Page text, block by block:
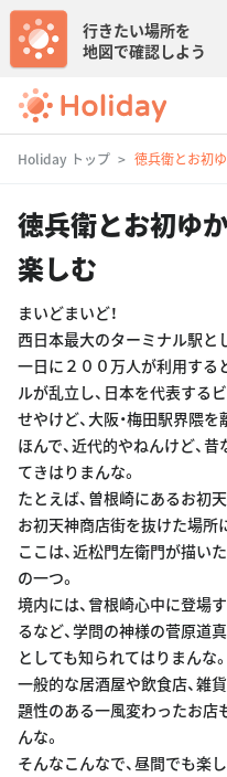
行きたい場所を
地図で確認しよう
Holiday トップ 徳兵衛とお初
徳兵衛とお初ゆ
楽しむ
まいどまいど！
西日本最大のターミナル駅と
一日に２００万人が利用する
ルが乱立し、日本を代表する
せやけど、大阪・梅田駅界隈
ほんで、近代的やねんけど、
てきはりまんな。
たとえば、曽根崎にあるお初
お初天神商店街を抜けた場所
ここは、近松門左衛門が描い
の一つ。
境内には、曾根崎心中に登場
るなど、学問の神様の菅原道
としても知られてはりまんな。
一般的な居酒屋や飲食店、雑
題性のある一風変わったお店
んな。
そんなこんなで、昼間でも楽